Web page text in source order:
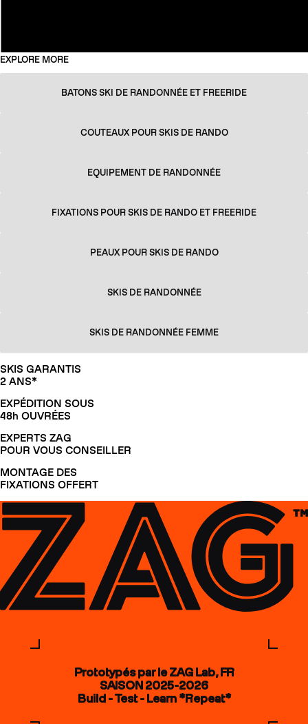
EXPLORE MORE
BATONS SKI DE RANDONNÉE ET FREERIDE
COUTEAUX POUR SKIS DE RANDO
EQUIPEMENT DE RANDONNÉE
FIXATIONS POUR SKIS DE RANDO ET FREERIDE
PEAUX POUR SKIS DE RANDO
SKIS DE RANDONNÉE
SKIS DE RANDONNÉE FEMME
SKIS GARANTIS
2 ANS*
EXPÉDITION SOUS
48h OUVRÉES
EXPERTS ZAG
POUR VOUS CONSEILLER
MONTAGE DES
FIXATIONS OFFERT
Prototypés par le ZAG Lab, FR
SAISON 2025-2026
Build - Test - Learn *Repeat*